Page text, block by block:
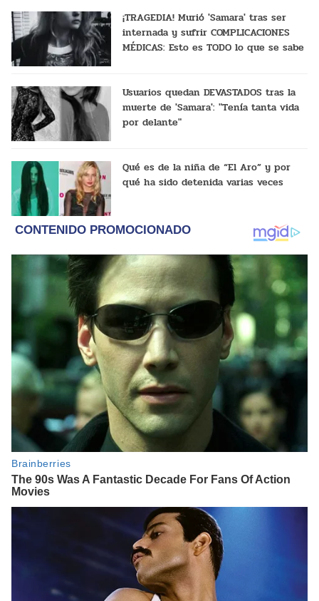
¡TRAGEDIA! Murió 'Samara' tras ser
internada y sufrir COMPLICACIONES
MÉDICAS: Esto es TODO lo que se sabe
Usuarios quedan DEVASTADOS tras la
muerte de 'Samara': "Tenía tanta vida
por delante"
Qué es de la niña de “El Aro” y por
qué ha sido detenida varias veces